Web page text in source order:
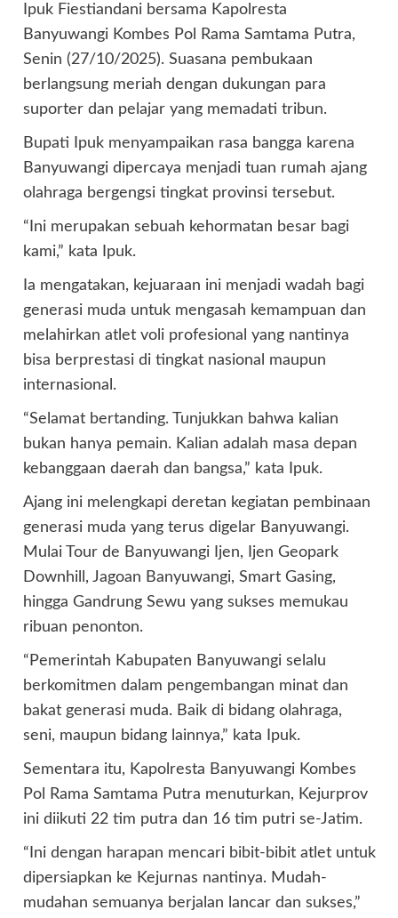
Ipuk Fiestiandani bersama Kapolresta
Banyuwangi Kombes Pol Rama Samtama Putra,
Senin (27/10/2025). Suasana pembukaan
berlangsung meriah dengan dukungan para
suporter dan pelajar yang memadati tribun.
Bupati Ipuk menyampaikan rasa bangga karena
Banyuwangi dipercaya menjadi tuan rumah ajang
olahraga bergengsi tingkat provinsi tersebut.
“Ini merupakan sebuah kehormatan besar bagi
kami,” kata Ipuk.
Ia mengatakan, kejuaraan ini menjadi wadah bagi
generasi muda untuk mengasah kemampuan dan
melahirkan atlet voli profesional yang nantinya
bisa berprestasi di tingkat nasional maupun
internasional.
“Selamat bertanding. Tunjukkan bahwa kalian
bukan hanya pemain. Kalian adalah masa depan
kebanggaan daerah dan bangsa,” kata Ipuk.
Ajang ini melengkapi deretan kegiatan pembinaan
generasi muda yang terus digelar Banyuwangi.
Mulai Tour de Banyuwangi Ijen, Ijen Geopark
Downhill, Jagoan Banyuwangi, Smart Gasing,
hingga Gandrung Sewu yang sukses memukau
ribuan penonton.
“Pemerintah Kabupaten Banyuwangi selalu
berkomitmen dalam pengembangan minat dan
bakat generasi muda. Baik di bidang olahraga,
seni, maupun bidang lainnya,” kata Ipuk.
Sementara itu, Kapolresta Banyuwangi Kombes
Pol Rama Samtama Putra menuturkan, Kejurprov
ini diikuti 22 tim putra dan 16 tim putri se-Jatim.
“Ini dengan harapan mencari bibit-bibit atlet untuk
dipersiapkan ke Kejurnas nantinya. Mudah-
mudahan semuanya berjalan lancar dan sukses,”